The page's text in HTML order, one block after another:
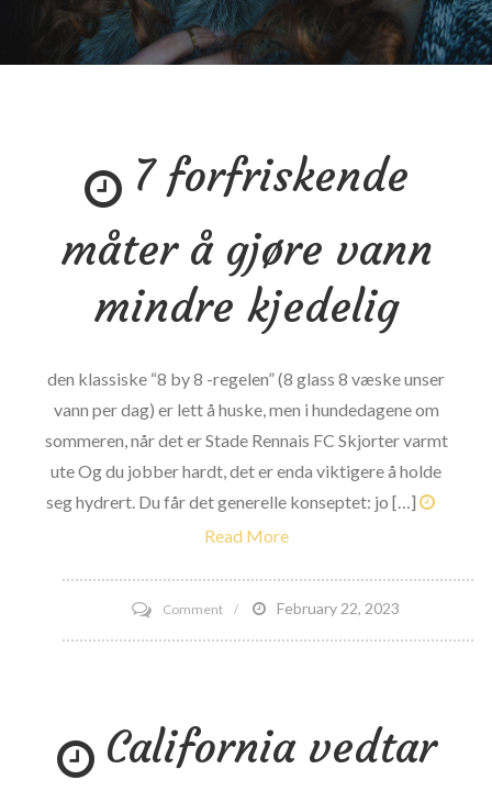
7 forfriskende
måter å gjøre vann
mindre kjedelig
den klassiske “8 by 8 -regelen” (8 glass 8 væske unser
vann per dag) er lett å huske, men i hundedagene om
sommeren, når det er Stade Rennais FC Skjorter varmt
ute Og du jobber hardt, det er enda viktigere å holde
seg hydrert. Du får det generelle konseptet: jo […]
Read More
Commenton
7
gjøre
February 22, 2023
California vedtar